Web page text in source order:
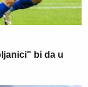
bi da u